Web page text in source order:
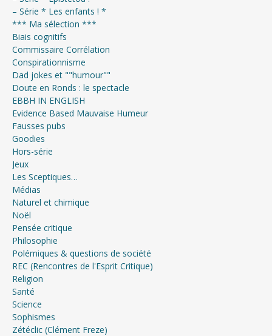
– Série * Les enfants ! *
*** Ma sélection ***
Biais cognitifs
Commissaire Corrélation
Conspirationnisme
Dad jokes et ""humour""
Doute en Ronds : le spectacle
EBBH IN ENGLISH
Evidence Based Mauvaise Humeur
Fausses pubs
Goodies
Hors-série
Jeux
Les Sceptiques…
Médias
Naturel et chimique
Noël
Pensée critique
Philosophie
Polémiques & questions de société
REC (Rencontres de l'Esprit Critique)
Religion
Santé
Science
Sophismes
Zétéclic (Clément Freze)